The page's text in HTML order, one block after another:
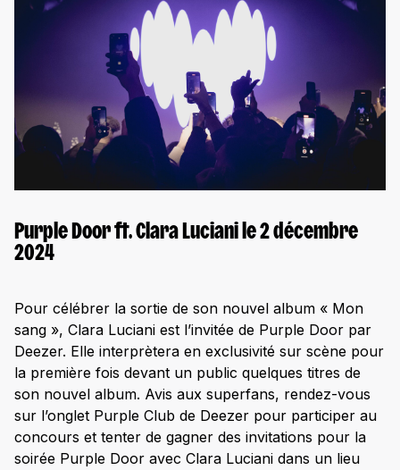
Purple Door ft. Clara Luciani le 2 décembre
2024
Pour célébrer la sortie de son nouvel album « Mon
sang », Clara Luciani est l’invitée de Purple Door par
Deezer. Elle interprètera en exclusivité sur scène pour
la première fois devant un public quelques titres de
son nouvel album. Avis aux superfans, rendez-vous
sur l’onglet Purple Club de Deezer pour participer au
concours et tenter de gagner des invitations pour la
soirée Purple Door avec Clara Luciani dans un lieu